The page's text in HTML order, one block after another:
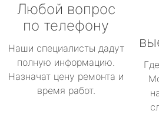
Любой вопрос
по телефону
Наши специалисты дадут
полную информацию.
Назначат цену ремонта и
время работ.